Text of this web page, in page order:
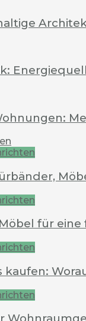
für
kaufen: